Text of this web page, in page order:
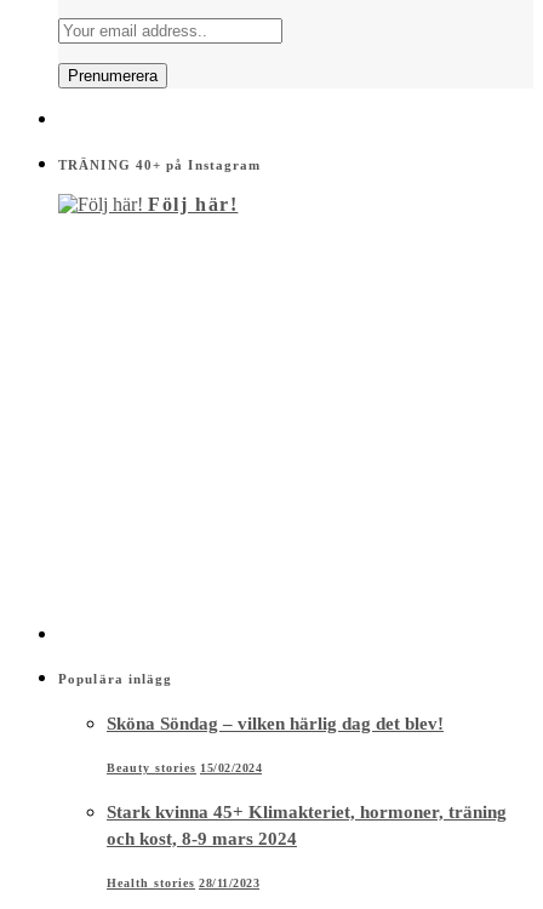
TRÄNING 40+ på Instagram
Följ här!
Populära inlägg
Sköna Söndag – vilken härlig dag det blev!
Beauty stories 15/02/2024
Stark kvinna 45+ Klimakteriet, hormoner, träning
och kost, 8-9 mars 2024
Health stories 28/11/2023